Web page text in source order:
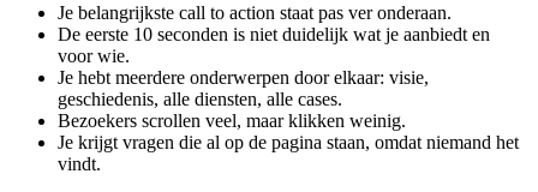
Je belangrijkste call to action staat pas ver onderaan.
De eerste 10 seconden is niet duidelijk wat je aanbiedt en
voor wie.
Je hebt meerdere onderwerpen door elkaar: visie,
geschiedenis, alle diensten, alle cases.
Bezoekers scrollen veel, maar klikken weinig.
Je krijgt vragen die al op de pagina staan, omdat niemand het
vindt.